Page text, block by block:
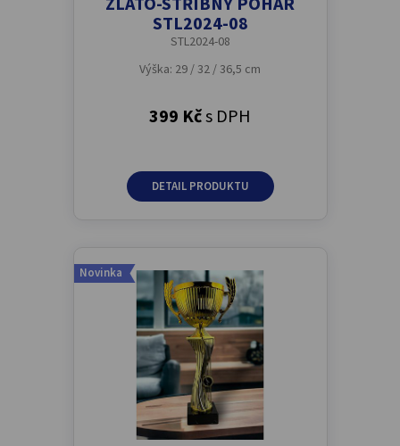
STL2024-08
STL2024-08
Výška: 29 / 32 / 36,5 cm
399 Kčs DPH
DETAIL PRODUKTU
Novinka